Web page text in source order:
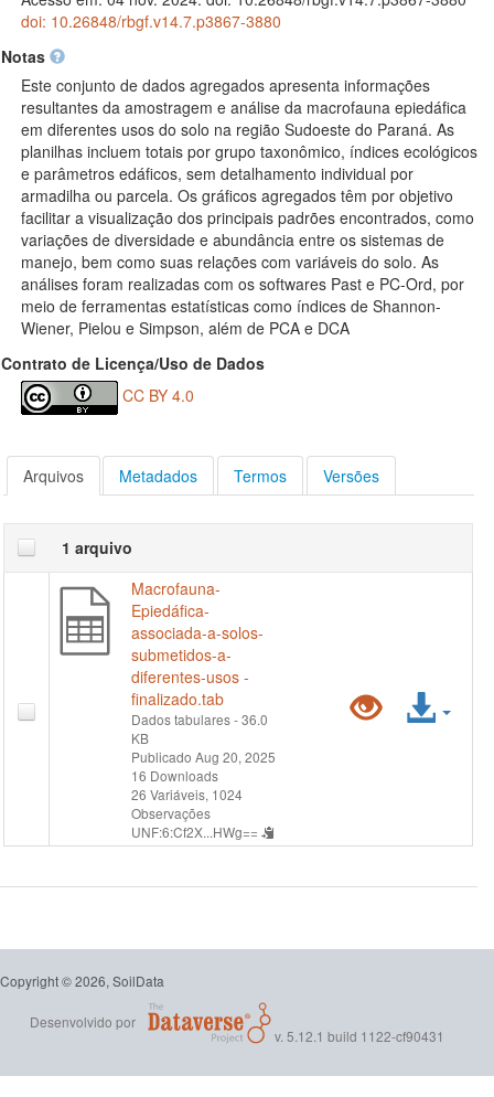
doi: 10.26848/rbgf.v14.7.p3867-3880
Notas
Este conjunto de dados agregados apresenta informações
resultantes da amostragem e análise da macrofauna epiedáfica
em diferentes usos do solo na região Sudoeste do Paraná. As
planilhas incluem totais por grupo taxonômico, índices ecológicos
e parâmetros edáficos, sem detalhamento individual por
armadilha ou parcela. Os gráficos agregados têm por objetivo
facilitar a visualização dos principais padrões encontrados, como
variações de diversidade e abundância entre os sistemas de
manejo, bem como suas relações com variáveis do solo. As
análises foram realizadas com os softwares Past e PC-Ord, por
meio de ferramentas estatísticas como índices de Shannon-
Wiener, Pielou e Simpson, além de PCA e DCA
Contrato de Licença/Uso de Dados
CC BY 4.0
Arquivos Metadados Termos Versões
1 arquivo
Macrofauna-
Epiedáfica-
associada-a-solos-
submetidos-a-
diferentes-usos -
finalizado.tab
Dados tabulares- 36.0
KB
Publicado Aug 20, 2025
16 Downloads
26 Variáveis, 1024
Observações
UNF:6:Cf2X...HWg==
Pré-
Copyright © 2026, SoilData
Desenvolvido por
v. 5.12.1 build 1122-cf90431